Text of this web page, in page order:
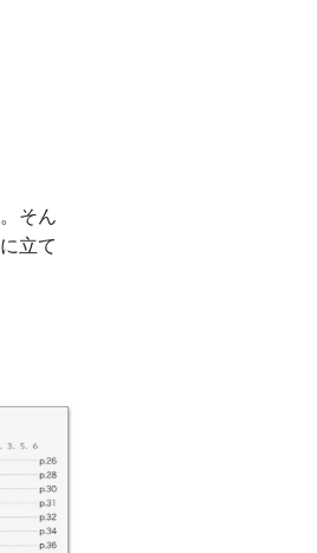
そん
立て